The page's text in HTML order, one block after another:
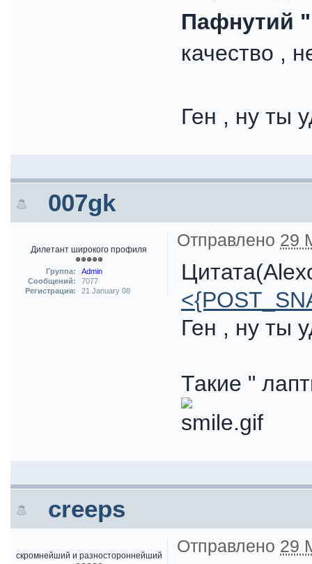
Пафнутий "
качество ,
Ген , ну ты
007gk
Дилетант широкого профиля
Группа:
Admin
Сообщений:
7077
Регистрация:
21 January 08
Отправлено 29
Ген , ну ты
Такие "
creeps
скромнейший и разностороннейший Отправлено 29